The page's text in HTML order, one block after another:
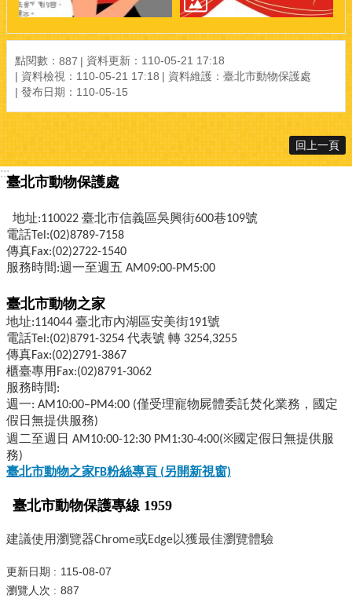
點閱數： 887
資料更新：110-05-21 17:18
資料檢視：110-05-21 17:18
資料維護：臺北市動物保護處
發布日期：110-05-15
回上一頁
:::
臺北市動物保護處
地址:110022 臺北市信義區吳興街600巷109號
電話Tel:(02)8789-7158
傳真Fax:(02)2722-1540
服務時間:週一至週五 AM09:00-PM5:00
臺北市動物之家
地址:114044 臺北市內湖區安美街191號
電話Tel:(02)8791-3254 代表號 轉 3254,3255
傳真Fax:(02)2791-3867
櫃臺專用Fax:(02)8791-3062
服務時間:
週一: AM10:00–PM4:00 (僅受理寵物屍體委託焚化業務，國定
假日無提供服務)
週二至週日 AM10:00-12:30 PM1:30-4:00(※國定假日無提供服
務)
臺北市動物之家FB粉絲專頁 (另開新視窗)
臺北市動物保護專線 1959
建議使用瀏覽器Chrome或Edge以獲最佳瀏覽體驗
更新日期
115-08-07
瀏覽人次
887